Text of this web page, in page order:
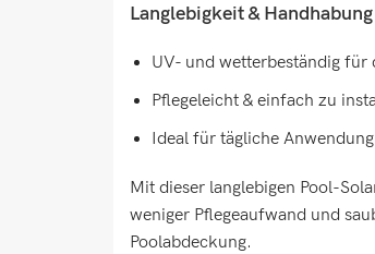
Langlebigkeit & Handhabung
UV- und wetterbeständig für
Pflegeleicht & einfach zu
Ideal für tägliche Anwendung
Mit dieser langlebigen Pool-
weniger Pflegeaufwand und
Poolabdeckung.